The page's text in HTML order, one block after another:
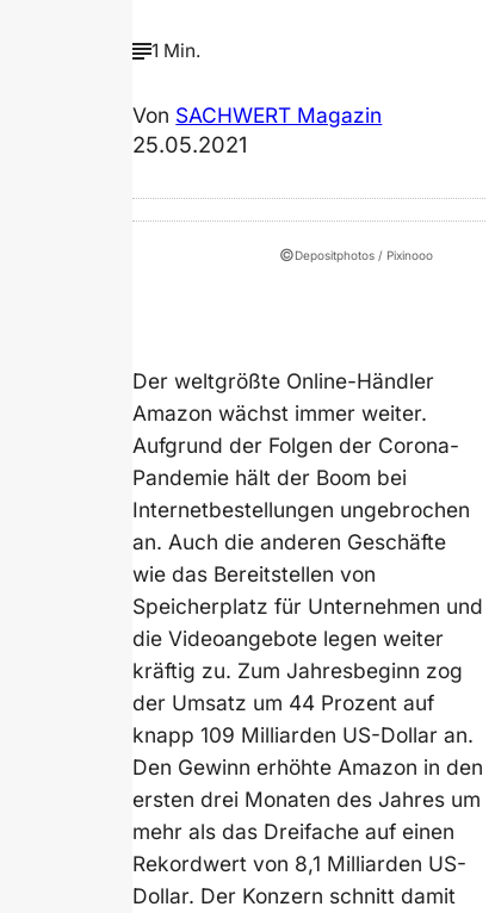
1 Min.
Von SACHWERT Magazin
25.05.2021
©Depositphotos / Pixinooo
Der weltgrößte Online-Händler
Amazon wächst immer weiter.
Aufgrund der Folgen der Corona-
Pandemie hält der Boom bei
Internetbestellungen ungebrochen
an. Auch die anderen Geschäfte
wie das Bereitstellen von
Speicherplatz für Unternehmen und
die Videoangebote legen weiter
kräftig zu. Zum Jahresbeginn zog
der Umsatz um 44 Prozent auf
knapp 109 Milliarden US-Dollar an.
Den Gewinn erhöhte Amazon in den
ersten drei Monaten des Jahres um
mehr als das Dreifache auf einen
Rekordwert von 8,1 Milliarden US-
Dollar. Der Konzern schnitt damit